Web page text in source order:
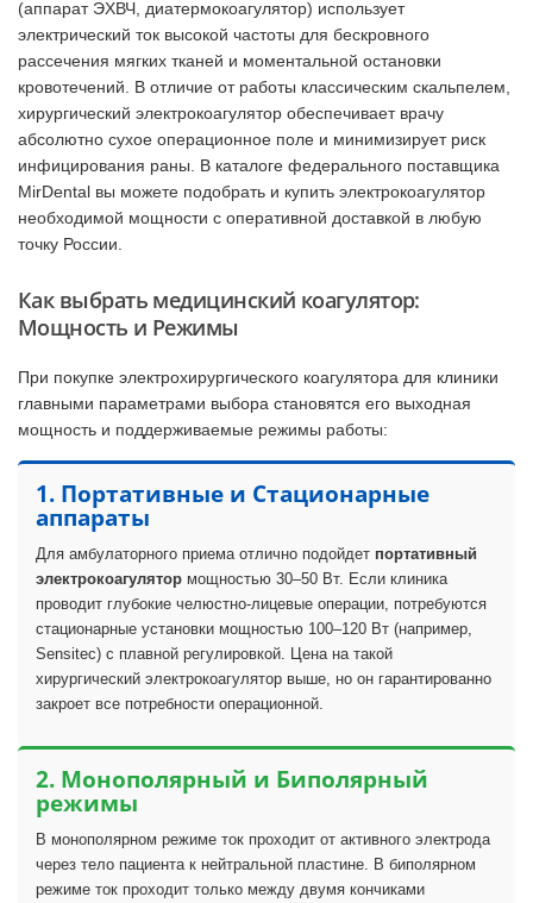
(аппарат ЭХВЧ, диатермокоагулятор) использует
электрический ток высокой частоты для бескровного
рассечения мягких тканей и моментальной остановки
кровотечений. В отличие от работы классическим скальпелем,
хирургический электрокоагулятор обеспечивает врачу
абсолютно сухое операционное поле и минимизирует риск
инфицирования раны. В каталоге федерального поставщика
MirDental вы можете подобрать и купить электрокоагулятор
необходимой мощности с оперативной доставкой в любую
точку России.
Как выбрать медицинский коагулятор:
Мощность и Режимы
При покупке электрохирургического коагулятора для клиники
главными параметрами выбора становятся его выходная
мощность и поддерживаемые режимы работы:
1. Портативные и Стационарные
аппараты
Для амбулаторного приема отлично подойдет портативный
электрокоагулятор мощностью 30–50 Вт. Если клиника
проводит глубокие челюстно-лицевые операции, потребуются
стационарные установки мощностью 100–120 Вт (например,
Sensitec) с плавной регулировкой. Цена на такой
хирургический электрокоагулятор выше, но он гарантированно
закроет все потребности операционной.
2. Монополярный и Биполярный
режимы
В монополярном режиме ток проходит от активного электрода
через тело пациента к нейтральной пластине. В биполярном
режиме ток проходит только между двумя кончиками